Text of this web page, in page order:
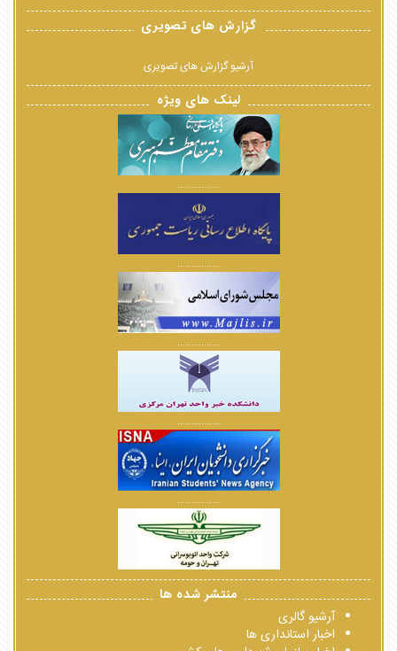
گزارش های تصویری
آرشیو گزارش های تصویری
لینک های ویژه
................
................
................
................
................
منتشر شده ها
آرشیو گالری
اخبار استانداری ها